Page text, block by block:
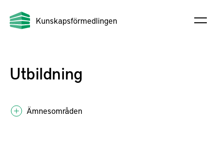
Kunskapsförmedlingen
Utbildning
Ämnesområden